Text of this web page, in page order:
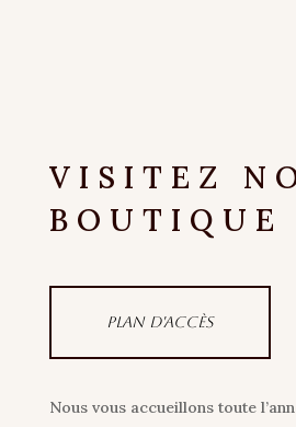
VISITEZ
BOUTIQUE
Plan d'accès
Nous vous accueillons toute